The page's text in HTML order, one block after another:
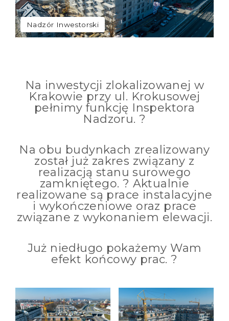
Nadzór Inwestorski
Na inwestycji zlokalizowanej w
Krakowie przy ul. Krokusowej
pełnimy funkcję Inspektora
Nadzoru. ?
Na obu budynkach zrealizowany
został już zakres związany z
realizacją stanu surowego
zamkniętego. ? Aktualnie
realizowane są prace instalacyjne
i wykończeniowe oraz prace
związane z wykonaniem elewacji.
Już niedługo pokażemy Wam
efekt końcowy prac. ?